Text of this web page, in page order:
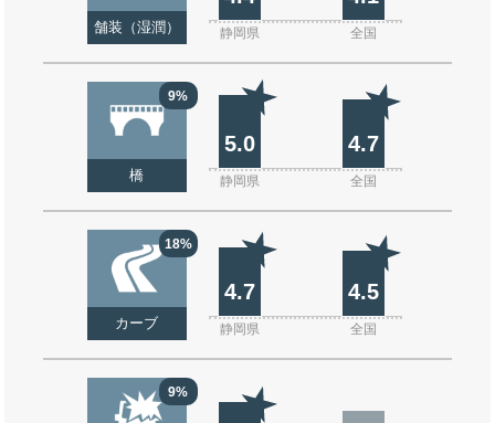
舗装（湿潤） 静岡県 全国
9%
橋
5.0 4.7
静岡県 全国
18%
カーブ
4.7 4.5
静岡県 全国
9%